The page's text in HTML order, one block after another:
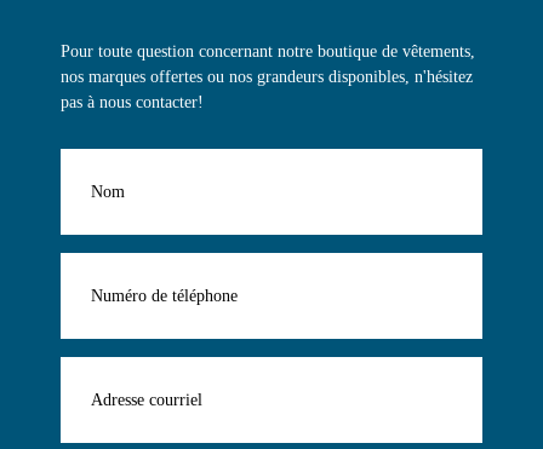
Pour toute question concernant notre boutique de vêtements,
nos marques offertes ou nos grandeurs disponibles, n'hésitez
pas à nous contacter!